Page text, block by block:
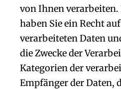
von Ihnen verarbeiten.
haben Sie ein Recht
verarbeiteten Daten
die Zwecke der
Kategorien der
Empfänger der Daten,